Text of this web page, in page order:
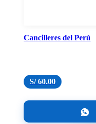
Cancilleres del Perú
S/60.00